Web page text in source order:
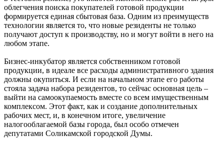
облегчения поиска покупателей готовой продукции
формируется единая сбытовая база. Одним из преимуществ
технологии является то, что новые резиденты не только
получают доступ к производству, но и могут войти в него на
любом этапе.
Бизнес-инкубатор является собственником готовой
продукции, в идеале все расходы административного здания
должны окупиться. И если на начальном этапе его работы
стояла задача набора резидентов, то сейчас основная цель –
выйти на самоокупаемость вместе со всем имущественным
комплексом. Этот факт, как и создание дополнительных
рабочих мест, и, в конечном итоге, увеличение
налогооблагаемой базы города, был особо отмечен
депутатами Соликамской городской Думы.